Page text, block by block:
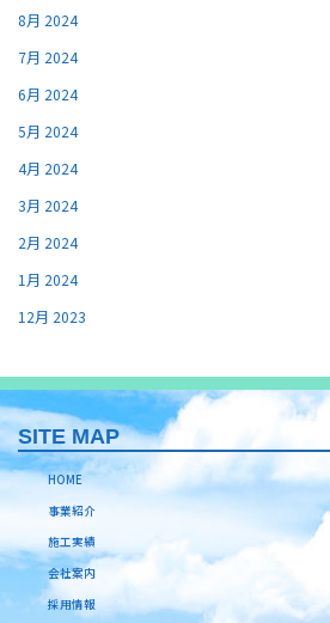
8月 2024
7月 2024
6月 2024
5月 2024
4月 2024
3月 2024
2月 2024
1月 2024
12月 2023
SITE MAP
HOME
事業紹介
施工実績
会社案内
採用情報